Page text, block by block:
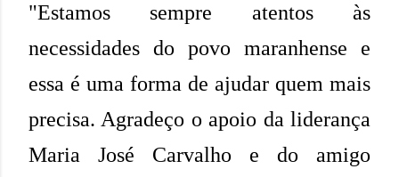
"Estamos sempre atentos às
necessidades do povo maranhense e
essa é uma forma de ajudar quem mais
precisa. Agradeço o apoio da liderança
Maria José Carvalho e do amigo